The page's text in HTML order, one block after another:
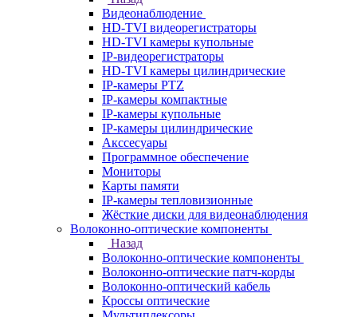
Видеонаблюдение
HD-TVI видеорегистраторы
HD-TVI камеры купольные
IP-видеорегистраторы
HD-TVI камеры цилиндрические
IP-камеры PTZ
IP-камеры компактные
IP-камеры купольные
IP-камеры цилиндрические
Акссесуары
Программное обеспечение
Мониторы
Карты памяти
IP-камеры тепловизионные
Жёсткие диски для видеонаблюдения
Волоконно-оптические компоненты
Назад
Волоконно-оптические компоненты
Волоконно-оптические патч-корды
Волоконно-оптический кабель
Кроссы оптические